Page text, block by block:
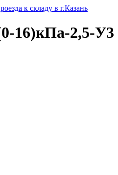
к складу в г.Казань
16)кПа-2,5-У3